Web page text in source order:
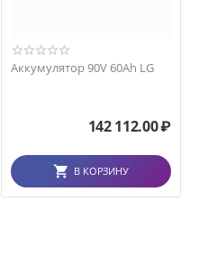
Аккумулятор 90V 60Ah LG
142 112.00₽
В КОРЗИНУ